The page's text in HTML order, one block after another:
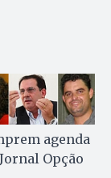
agenda
Opção